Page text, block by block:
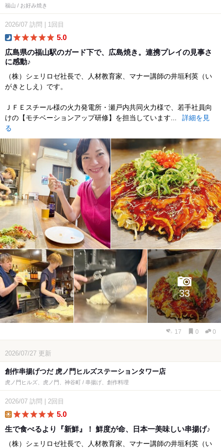
福山 / お好み焼き
2026/07 訪問 1回目
5.0
広島県の福山駅のガード下で、広島焼き。連携プレイの見事さ
に感動♪
（株）シェリロゼ社長で、人材教育家、マナー講師の井垣利英（い
がきとしえ）です。
ＪＦＥスチール様の火力発電所・瀬戸内共同火力様で、若手社員向
けの【モチベーションアップ研修】を担当しています...
詳細を見
る
33
17 0 0
2026/07/27 更新
創作串揚げつだ 虎ノ門ヒルズステーションタワー店
虎ノ門ヒルズ、虎ノ門、神谷町 / 串揚げ、創作料理
2026/07 訪問 2回目
5.0
生で食べるより『新鮮』！ 鮮度が命、日本一美味しい串揚げ♪
（株）シェリロゼ社長で、人材教育家、マナー講師の井垣利英（い